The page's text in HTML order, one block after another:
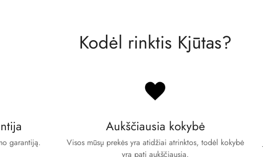
Kodėl rinktis Kjūtas?
garantiją.
Aukščiausia kokybė
Visos mūsų prekės yra atidžiai atrinktos, todėl kokybė
yra pati aukščiausia.